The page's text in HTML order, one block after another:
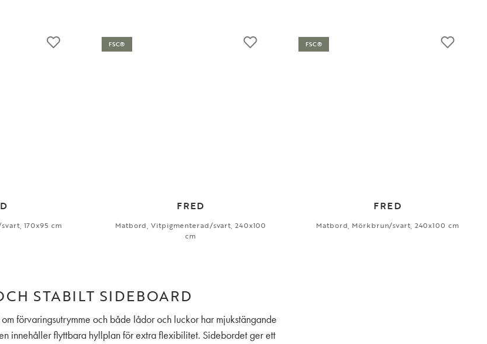
170x95 cm
FRED
Matbord, Vitpigmenterad/svart, 240x100
cm
FSC®
FRED
Matbord, Mörkbrun/svart, 240x100 cm
FSC®
STABILT SIDEBOARD
förvaringsutrymme och både lådor och luckor har mjukstängande
innehåller flyttbara hyllplan för extra flexibilitet. Sidebordet ger ett